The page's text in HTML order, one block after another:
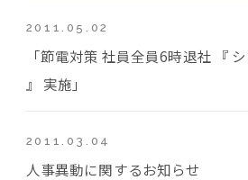
2011.05.02
「節電対策 社員全員6時退社 『
』 実施」
2011.03.04
人事異動に関するお知らせ